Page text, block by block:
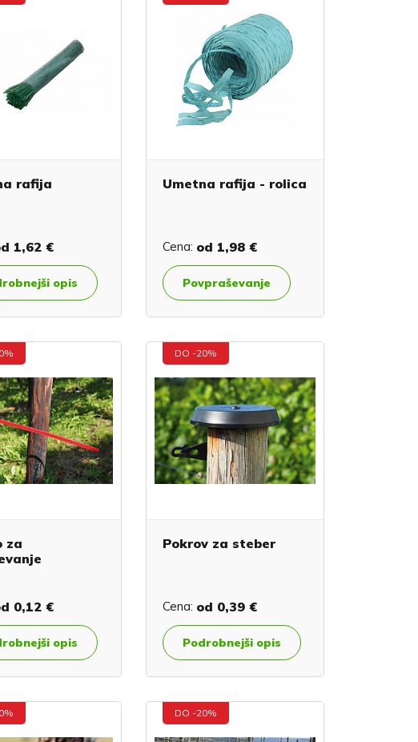
rafija
1,62 €
opis
Umetna rafija - rolica
Cena: od 1,98 €
Povpraševanje
za
0,12 €
opis
DO -20%
Pokrov za steber
Cena: od 0,39 €
Podrobnejši opis
DO -20%